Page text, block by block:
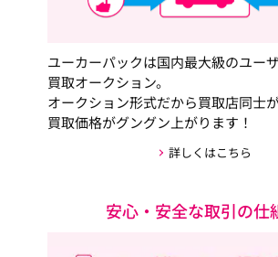
ユーカーパックは国内最大級のユー
買取オークション。
オークション形式だから買取店同士が
買取価格がグングン上がります！
詳しくはこちら
安心・安全な取引の仕